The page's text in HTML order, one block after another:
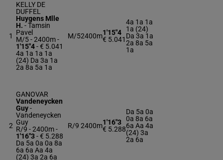
1
KELLY DE
DUFFEL
Huygens Mlle
H. -Tamsin
Pavel
M/5 - 2400m-
1'15"4- € 5.041
4a 1a 1a 1a
(24) Da 3a 1a
2a 8a 5a 1a
M/52400m1'15"4
€ 5.041
4a 1a 1a
1a (24)
Da 3a 1a
2a 8a 5a
1a
2
GANOVAR
Vandeneycken
Guy-
Vandeneycken
Guy
R/9 - 2400m-
1'16"3- € 5.288
Da 5a 0a 0a 8a
6a 6a Aa 4a
(24) 3a 2a 6a
R/9 2400m1'16"3
€ 5.288
Da 5a 0a
0a 8a 6a
6a Aa 4a
(24) 3a
2a 6a